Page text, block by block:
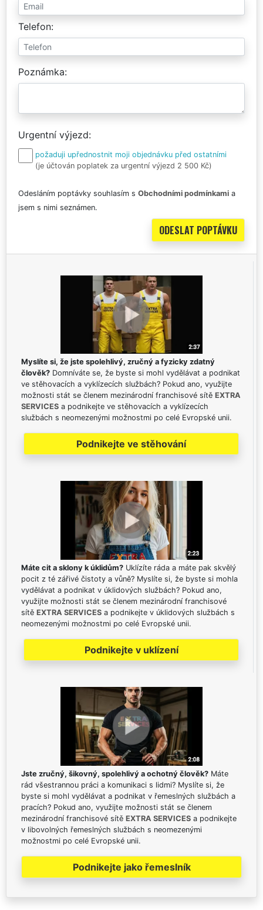
Telefon
Poznámka
Urgentní výjezd
požaduji upřednostnit moji objednávku před ostatními
(je účtován poplatek za urgentní výjezd 2 500 Kč)
Odesláním poptávky souhlasím s Obchodními podmínkami a
jsem s nimi seznámen.
Myslíte si, že jste spolehlivý, zručný a fyzicky zdatný
člověk? Domníváte se, že byste si mohl vydělávat a podnikat
ve stěhovacích a vyklízecích službách? Pokud ano, využijte
možnosti stát se členem mezinárodní franchisové sítě EXTRA
SERVICES a podnikejte ve stěhovacích a vyklízecích
službách s neomezenými možnostmi po celé Evropské unii.
Podnikejte ve stěhování
Máte cit a sklony k úklidům? Uklízíte ráda a máte pak skvělý
pocit z té zářivé čistoty a vůně? Myslíte si, že byste si mohla
vydělávat a podnikat v úklidových službách? Pokud ano,
využijte možnosti stát se členem mezinárodní franchisové
sítě EXTRA SERVICES a podnikejte v úklidových službách s
neomezenými možnostmi po celé Evropské unii.
Podnikejte v uklízení
Jste zručný, šikovný, spolehlivý a ochotný člověk? Máte
rád všestrannou práci a komunikaci s lidmi? Myslíte si, že
byste si mohl vydělávat a podnikat v řemeslných službách a
pracích? Pokud ano, využijte možnosti stát se členem
mezinárodní franchisové sítě EXTRA SERVICES a podnikejte
v libovolných řemeslných službách s neomezenými
možnostmi po celé Evropské unii.
Podnikejte jako řemeslník